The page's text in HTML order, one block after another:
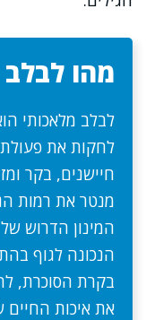
מהו
לבלב מלאכותי
לחקות את
חיישנים, בקר
מנטר את רמות
המינון הדרוש
הנכונה לגוף
בקרת הסוכרת,
את איכות החיים